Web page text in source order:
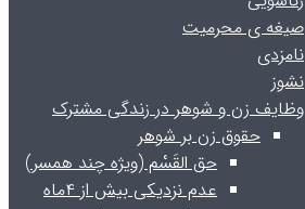
صیغه ی محرمیت
نامزدی
نشوز
وظایف زن و شوهر در زندگی مشترک
حقوق زن بر شوهر
حق القَسْم (ویژه چند همسر)
عدم نزدیکی بیش از ۴ماه